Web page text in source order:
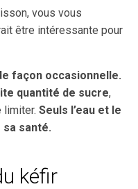
vous vous
être intéressante pour
façon occasionnelle.
quantité de sucre,
limiter. Seuls l’eau et le
santé.
kéfir